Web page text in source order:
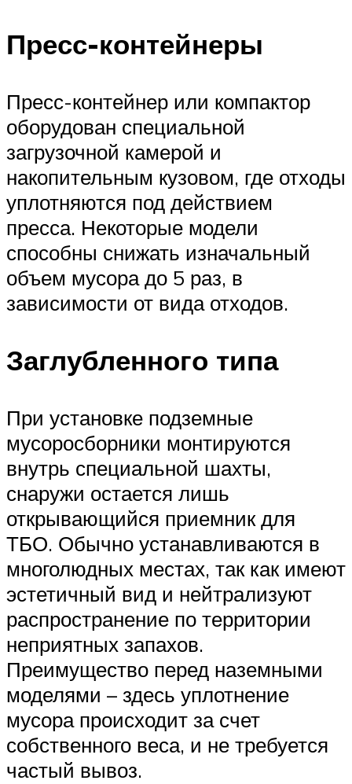
Пресс-контейнеры
Пресс-контейнер или компактор
оборудован специальной
загрузочной камерой и
накопительным кузовом, где отходы
уплотняются под действием
пресса. Некоторые модели
способны снижать изначальный
объем мусора до 5 раз, в
зависимости от вида отходов.
Заглубленного типа
При установке подземные
мусоросборники монтируются
внутрь специальной шахты,
снаружи остается лишь
открывающийся приемник для
ТБО. Обычно устанавливаются в
многолюдных местах, так как имеют
эстетичный вид и нейтрализуют
распространение по территории
неприятных запахов.
Преимущество перед наземными
моделями – здесь уплотнение
мусора происходит за счет
собственного веса, и не требуется
частый вывоз.